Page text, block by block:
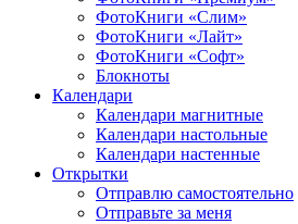
ФотоКниги «Слим»
ФотоКниги «Лайт»
ФотоКниги «Софт»
Блокноты
Календари
Календари магнитные
Календари настольные
Календари настенные
Открытки
Отправлю самостоятельно
Отправьте за меня